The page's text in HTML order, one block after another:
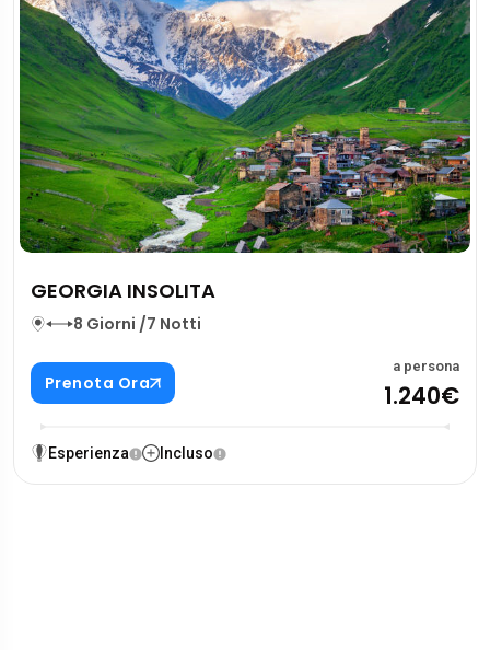
GEORGIA INSOLITA
8 Giorni /7 Notti
Prenota Ora
a persona
1.240€
Esperienza Incluso